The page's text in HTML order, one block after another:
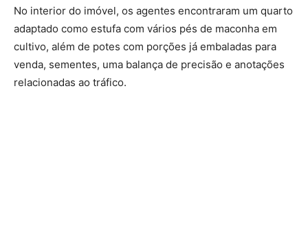
No interior do imóvel, os agentes encontraram um quarto
adaptado como estufa com vários pés de maconha em
cultivo, além de potes com porções já embaladas para
venda, sementes, uma balança de precisão e anotações
relacionadas ao tráfico.